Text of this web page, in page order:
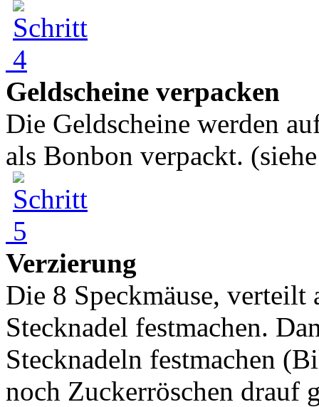
Geldscheine verpacken
Die Geldscheine werden
als Bonbon verpackt.
Verzierung
Die 8 Speckmäuse,
Stecknadel festmachen.
Stecknadeln festmachen
noch Zuckerröschen drauf